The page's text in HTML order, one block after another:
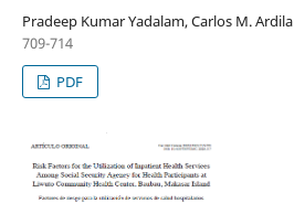
Pradeep Kumar Yadalam, Carlos M. Ardila
709-714
PDF